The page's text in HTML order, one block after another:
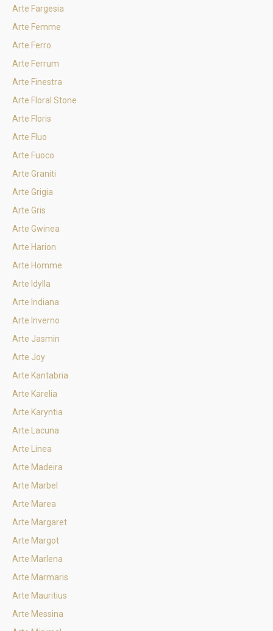
Arte Fargesia
Arte Femme
Arte Ferro
Arte Ferrum
Arte Finestra
Arte Floral Stone
Arte Floris
Arte Fluo
Arte Fuoco
Arte Graniti
Arte Grigia
Arte Gris
Arte Gwinea
Arte Harion
Arte Homme
Arte Idylla
Arte Indiana
Arte Inverno
Arte Jasmin
Arte Joy
Arte Kantabria
Arte Karelia
Arte Karyntia
Arte Lacuna
Arte Linea
Arte Madeira
Arte Marbel
Arte Marea
Arte Margaret
Arte Margot
Arte Marlena
Arte Marmaris
Arte Mauritius
Arte Messina